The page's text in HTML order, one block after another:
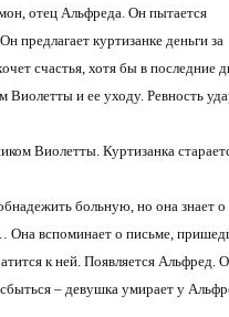
отец Альфреда. Он пытается
предлагает куртизанке деньги за
счастья, хотя бы в последние
и ее уходу. Ревность
Виолетты. Куртизанка
больную, но она знает о
Она вспоминает о письме,
к ней. Появляется Альфред.
– девушка умирает у